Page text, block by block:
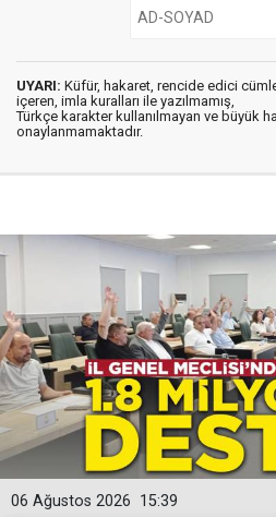
UYARI: Küfür, hakaret, rencide edici
içeren, imla kuralları ile yazılmamış,
Türkçe karakter kullanılmayan ve büyük
onaylanmamaktadır.
15:39
06 Ağustos 2026